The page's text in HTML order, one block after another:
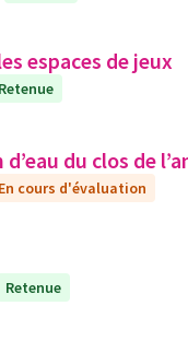
espaces de jeux
Retenue
du clos de
En cours d'évaluation
Retenue